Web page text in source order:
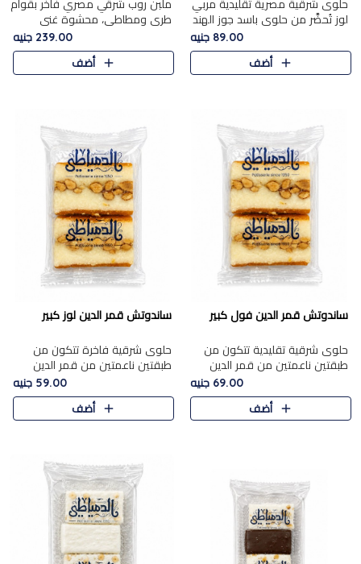
حلوى شرقية مصرية تقليدية مربي
لوز تُحضَّر من حلوى باسد جوز الهند
بقوام طري ومذاق غني، وتُزين
وتغطاه بقطع اللوز الفاخر التي
تضيف لمسة مميزة م..
89.00 جنيه
أضف
ملبن روب شرقي مصري فاخر بقوام
طري ومطاطي، محشوة غني
بسخاء بقطع عين الجمل واللوز
الفاخر التي تضيف قرمشة مميزة
ومرضية ونكهة ناتي غنية في كل
239.00 جنيه
أضف
ساندوتش قمر الدين فول كبير
حلوى شرقية تقليدية تتكون من
طبقتين ناعمتين من قمر الدين
الفاخر، تتوسطهما حشوة غنية من
الفول السوداني المحمص، لتجمع
بين حلاوة المشمش الطبيعية..
69.00 جنيه
أضف
ساندوتش قمر الدين لوز كبير
حلوى شرقية فاخرة تتكون من
طبقتين ناعمتين من قمر الدين
الفاخر، تتوسطهما حشوة غنية من
اللوز المحمص لتمنح مزيجًا متوازنًا
من النعومة والقرمشة. ..
59.00 جنيه
أضف